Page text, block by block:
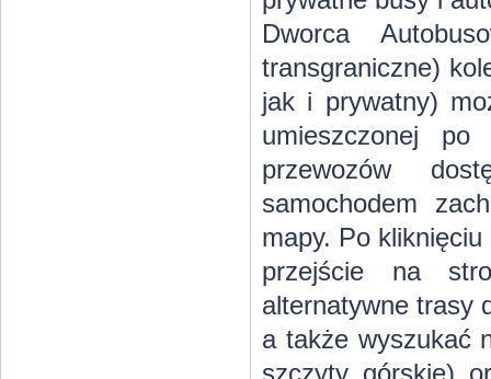
Dworca
transgraniczne)
jak i prywatny)
umieszczonej
przewozów
samochodem
mapy. Po
przejście na
alternatywne trasy
a także wyszukać
szczyty górskie)